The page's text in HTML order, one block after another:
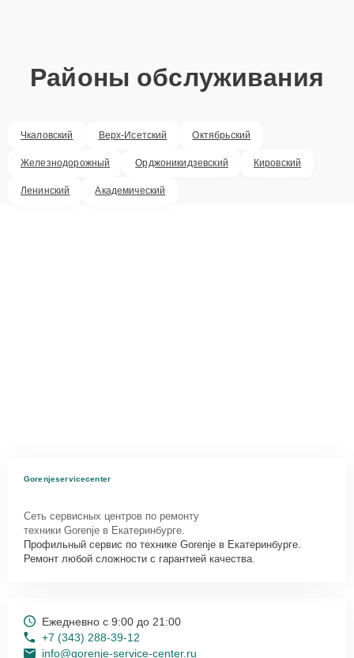
Районы обслуживания
Чкаловский Верх-Исетский Октябрьский
Железнодорожный Орджоникидзевский Кировский
Ленинский Академический
Gorenjeservicecenter
Сеть сервисных центров по ремонту
техники Gorenje в Екатеринбурге.
Профильный сервис по технике Gorenje в Екатеринбурге.
Ремонт любой сложности с гарантией качества.
Ежедневно с 9:00 до 21:00
+7 (343) 288-39-12
info@gorenje-service-center.ru